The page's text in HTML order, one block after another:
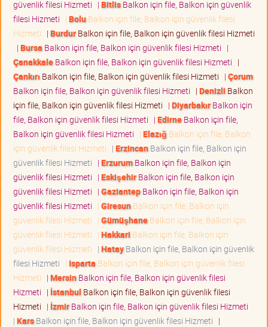
güvenlik filesi Hizmeti | BitlisBalkon için file, Balkon için güvenlik
filesi Hizmeti | BoluBalkon için file, Balkon için güvenlik filesi
Hizmeti | BurdurBalkon için file, Balkon için güvenlik filesi Hizmeti
| Bursa Balkon için file, Balkon için güvenlik filesi Hizmeti |
ÇanakkaleBalkon için file, Balkon için güvenlik filesi Hizmeti |
Çankırı Balkon için file, Balkon için güvenlik filesi Hizmeti | Çorum
Balkon için file, Balkon için güvenlik filesi Hizmeti | Denizli Balkon
için file, Balkon için güvenlik filesi Hizmeti | DiyarbakırBalkon için
file, Balkon için güvenlik filesi Hizmeti | EdirneBalkon için file,
Balkon için güvenlik filesi Hizmeti | Elazığ Balkon için file, Balkon
için güvenlik filesi Hizmeti | ErzincanBalkon için file, Balkon için
güvenlik filesi Hizmeti | ErzurumBalkon için file, Balkon için
güvenlik filesi Hizmeti | EskişehirBalkon için file, Balkon için
güvenlik filesi Hizmeti | GaziantepBalkon için file, Balkon için
güvenlik filesi Hizmeti | GiresunBalkon için file, Balkon için
güvenlik filesi Hizmeti | GümüşhaneBalkon için file, Balkon için
güvenlik filesi Hizmeti | Hakkari Balkon için file, Balkon için
güvenlik filesi Hizmeti | HatayBalkon için file, Balkon için güvenlik
filesi Hizmeti | Isparta Balkon için file, Balkon için güvenlik filesi
Hizmeti | MersinBalkon için file, Balkon için güvenlik filesi
Hizmeti | İstanbul Balkon için file, Balkon için güvenlik filesi
Hizmeti | İzmirBalkon için file, Balkon için güvenlik filesi Hizmeti
| KarsBalkon için file, Balkon için güvenlik filesi Hizmeti |